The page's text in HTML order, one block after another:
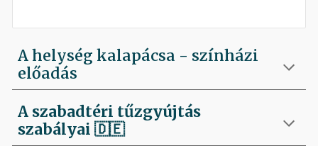
A helység kalapácsa - színházi
előadás
A szabadtéri tűzgyújtás
szabályai🇩🇪